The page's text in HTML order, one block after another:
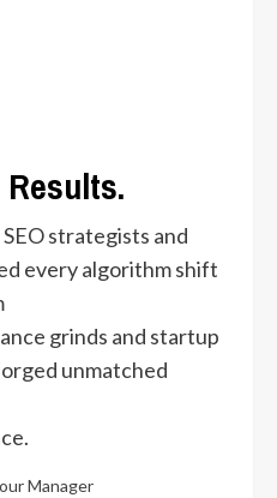
strategists and
every algorithm shift
grinds and startup
unmatched
Manager